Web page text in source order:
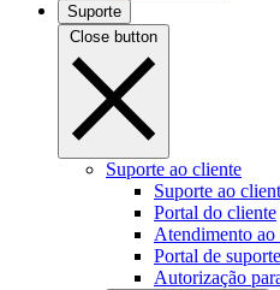
Suporte
Close button
Suporte ao cliente
Suporte ao
Portal do cliente
Atendimento ao
Portal de
Autorização